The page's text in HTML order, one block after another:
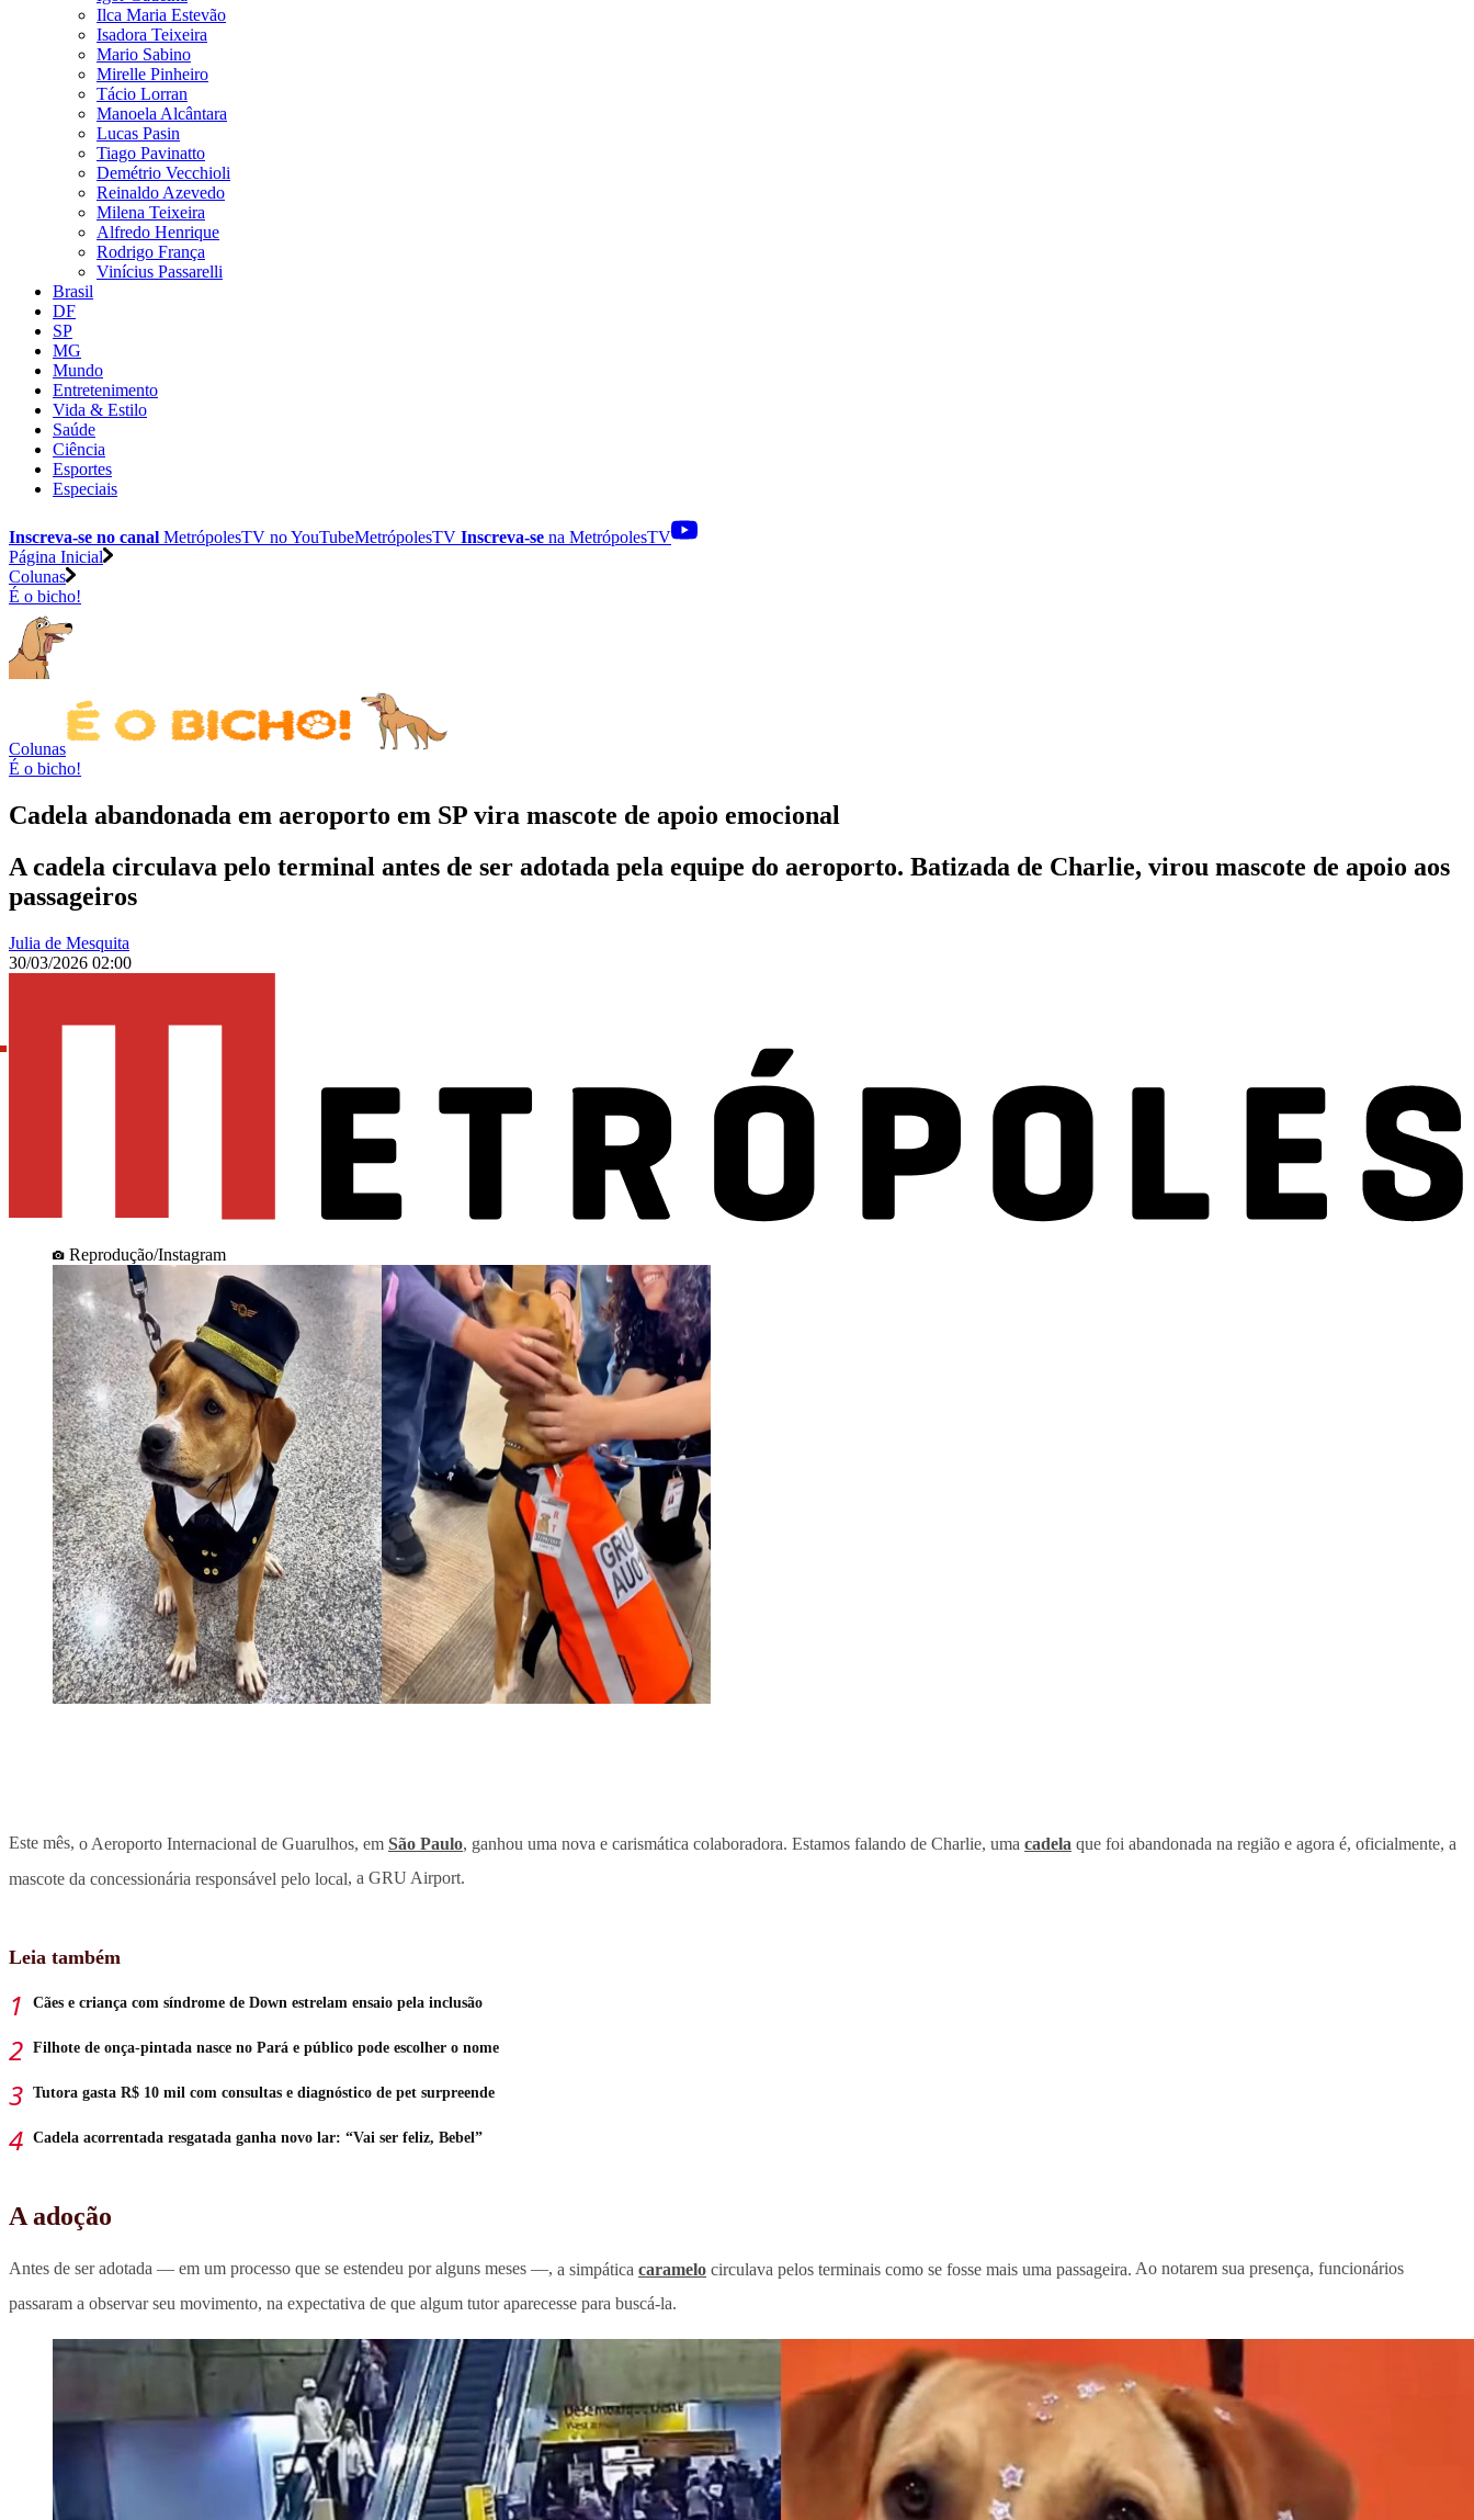
Ilca Maria Estevão
Isadora Teixeira
Mario Sabino
Mirelle Pinheiro
Tácio Lorran
Manoela Alcântara
Lucas Pasin
Tiago Pavinatto
Demétrio Vecchioli
Reinaldo Azevedo
Milena Teixeira
Alfredo Henrique
Rodrigo França
Vinícius Passarelli
Brasil
DF
SP
MG
Mundo
Entretenimento
Vida & Estilo
Saúde
Ciência
Esportes
Especiais
Inscreva-se no canal MetrópolesTV noYouTubeMetrópolesTV Inscreva-se na MetrópolesTV
Página Inicial
Colunas
É o bicho!
Colunas
É o bicho!
Cadela abandonada em aeroporto em SP vira mascote de apoio emocional
A cadela circulava pelo terminal antes de ser adotada pela equipe do aeroporto. Batizada de Charlie, virou mascote de apoio aos
passageiros
Julia de Mesquita
30/03/2026 02:00
Reprodução/Instagram
Este mês, o Aeroporto Internacional de Guarulhos, em São Paulo , ganhou uma nova e carismática colaboradora. Estamos falando de Charlie, uma cadela que foi abandonada na região e agora é, oficialmente, a
mascote da concessionária responsável pelo local, a GRU Airport.
Leia também
Cães e criança com síndrome de Down estrelam ensaio pela inclusão
Filhote de onça-pintada nasce no Pará e público pode escolher o nome
Tutora gasta R$ 10 mil com consultas e diagnóstico de pet surpreende
Cadela acorrentada resgatada ganha novo lar: “Vai ser feliz, Bebel”
A adoção
Antes de ser adotada — em um processo que se estendeu por alguns meses —, a simpática caramelo circulava pelos terminais como se fosse mais uma passageira. Ao notarem sua presença, funcionários
passaram a observar seu movimento, na expectativa de que algum tutor aparecesse para buscá-la.